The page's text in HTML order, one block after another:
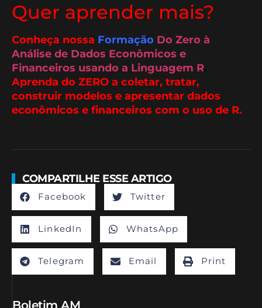
Quer aprender mais?
Conheça nossa Formação Do Zero à
Análise de Dados Econômicos e
Financeiros usando a Linguagem R.
Aprenda do ZERO a coletar, tratar,
construir modelos e apresentar dados
econômicos e financeiros com o uso de R.
COMPARTILHE ESSE ARTIGO
Facebook Twitter
LinkedIn WhatsApp
Telegram Email Print
Boletim AM